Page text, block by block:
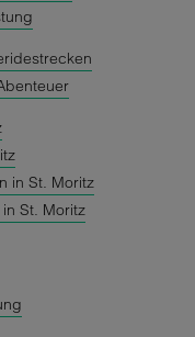
in St. Moritz
St. Moritz